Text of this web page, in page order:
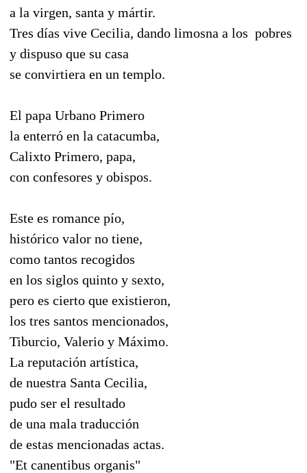
a la virgen, santa y mártir.
Tres días vive Cecilia, dando limosna a los pobres
y dispuso que su casa
se convirtiera en un templo.
El papa Urbano Primero
la enterró en la catacumba,
Calixto Primero, papa,
con confesores y obispos.
Este es romance pío,
histórico valor no tiene,
como tantos recogidos
en los siglos quinto y sexto,
pero es cierto que existieron,
los tres santos mencionados,
Tiburcio, Valerio y Máximo.
La reputación artística,
de nuestra Santa Cecilia,
pudo ser el resultado
de una mala traducción
de estas mencionadas actas.
"Et canentibus organis"